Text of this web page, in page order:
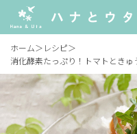
ホーム＞ レシピ＞
消化酵素たっぷり！トマトときゅ